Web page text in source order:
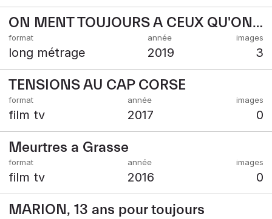
ON MENT TOUJOURS A CEUX QU'ON AIME
long métrage 2019 3
TENSIONS AU CAP CORSE
film tv 2017 0
Meurtres a Grasse
film tv 2016 0
MARION, 13 ans pour toujours